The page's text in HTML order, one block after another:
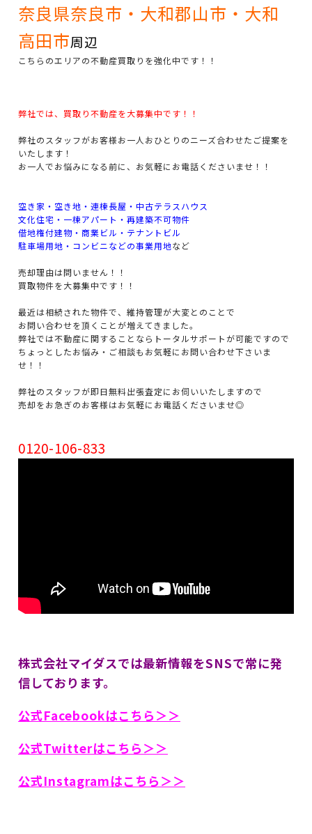
奈良県奈良市・大和郡山市・大和
高田市周辺
こちらのエリアの不動産買取りを強化中です！！
弊社では、買取り不動産を大募集中です！！
弊社のスタッフがお客様お一人おひとりのニーズ合わせたご提案を
いたします！
お一人でお悩みになる前に、お気軽にお電話くださいませ！！
空き家・空き地・連棟長屋・中古テラスハウス
文化住宅・一棟アパート・再建築不可物件
借地権付建物・商業ビル・テナントビル
駐車場用地・コンビニなどの事業用地など
売却理由は問いません！！
買取物件を大募集中です！！
最近は相続された物件で、維持管理が大変とのことで
お問い合わせを頂くことが増えてきました。
弊社では不動産に関することならトータルサポートが可能ですので
ちょっとしたお悩み・ご相談もお気軽にお問い合わせ下さいま
せ！！
弊社のスタッフが即日無料出張査定にお伺いいたしますので
売却をお急ぎのお客様はお気軽にお電話くださいませ◎
0120-106-833
株式会社マイダスでは最新情報をSNSで常に発
信しております。
公式Facebookはこちら＞＞
公式Twitterはこちら＞＞
公式Instagramはこちら＞＞